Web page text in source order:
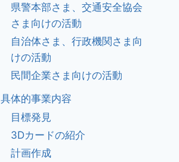
県警本部さま、交通安全協会
さま向けの活動
自治体さま、行政機関さま向
けの活動
民間企業さま向けの活動
具体的事業内容
目標発見
3Dカードの紹介
計画作成